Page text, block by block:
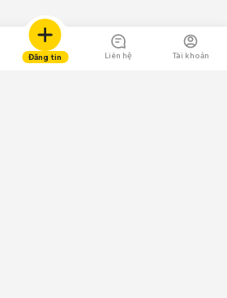
Đăng tin Liên hệ Tài khoản